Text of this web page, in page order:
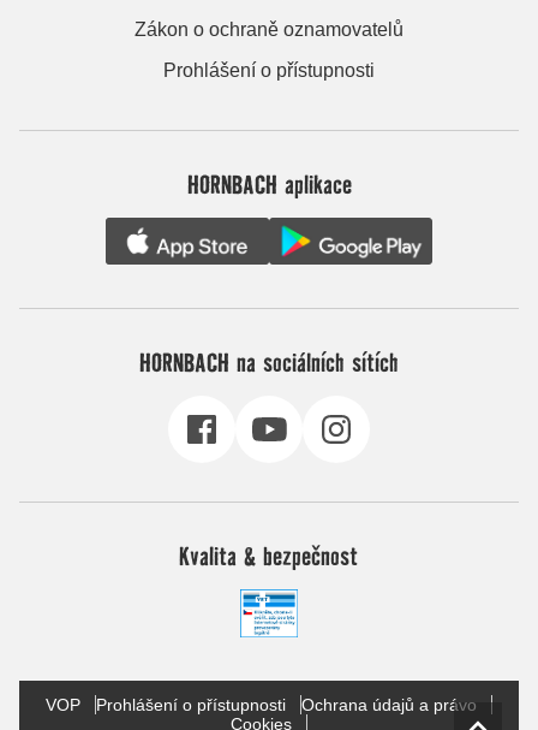
Zákon o ochraně oznamovatelů
Prohlášení o přístupnosti
HORNBACH aplikace
HORNBACH na sociálních sítích
Kvalita & bezpečnost
VOP Prohlášení o přístupnosti
Ochrana údajů a právo
Cookies